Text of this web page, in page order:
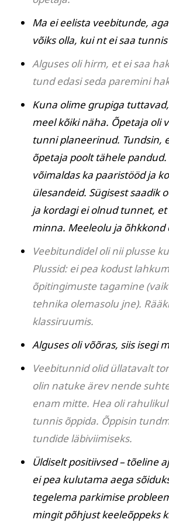
Ma ei eelista veebitunde,
võiks olla, kui nt ei saa
Alguses oli hirm, et ei saa
tund edasi seda paremini
Kuna olime grupiga
meel kõiki näha. Õpetaja oli
tunni planeerinud. Tundsin,
õpetaja poolt tähele
võimaldas ka paaristööd ja
ülesandeid. Sügisest saadik
ja kordagi ei olnud tunnet,
minna. Meeleolu ja õhkkond
Veebitundidel oli nii plusse
Plussid: ei pea kodust
õpitingimuste tagamine
tehnika olemasolu jne).
klassiruumis.
Alguses oli võõras, siis isegi
Veebitunnid olid üllatavalt
olin natuke ärev nende
enam mitte. Hea oli
tunnis õppida. Õppisin
tundide läbiviimiseks.
Üldiselt positiivsed – tõeline
ei pea kulutama aega
tegelema parkimise
mingit põhjust keeleõppeks